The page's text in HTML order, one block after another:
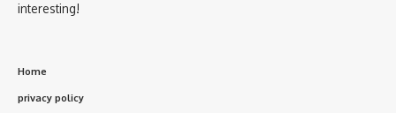
interesting!
Home
privacy policy